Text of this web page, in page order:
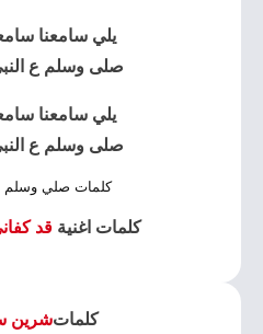
يلي سامعنا
صلى وسلم ع
يلي سامعنا
صلى وسلم ع
كلمات صلي
كلمات اغنيةقد
كلماتشرين